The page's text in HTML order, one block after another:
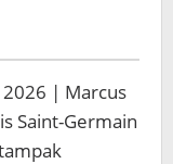
2026 | Marcus
Saint-Germain